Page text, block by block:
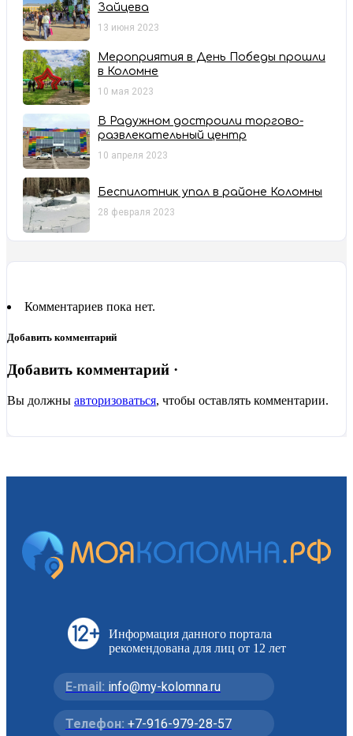
Зайцева
13 июня 2023
Мероприятия в День Победы прошли
в Коломне
10 мая 2023
В Радужном достроили торгово-
развлекательный центр
10 апреля 2023
Беспилотник упал в районе Коломны
28 февраля 2023
Комментариев пока нет.
Добавить комментарий
Добавить комментарий ·
Вы должны авторизоваться, чтобы оставлять комментарии.
Информация данного портала
рекомендована для лиц от 12 лет
E-mail: info@my-kolomna.ru
Телефон: +7-916-979-28-57